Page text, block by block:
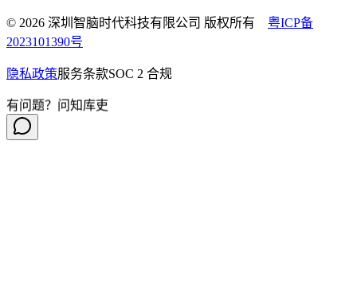
© 2026 深圳智脑时代科技有限公司 版权所有 粤ICP备
2023101390号
隐私政策服务条款SOC 2 合规
有问题？问知库吏